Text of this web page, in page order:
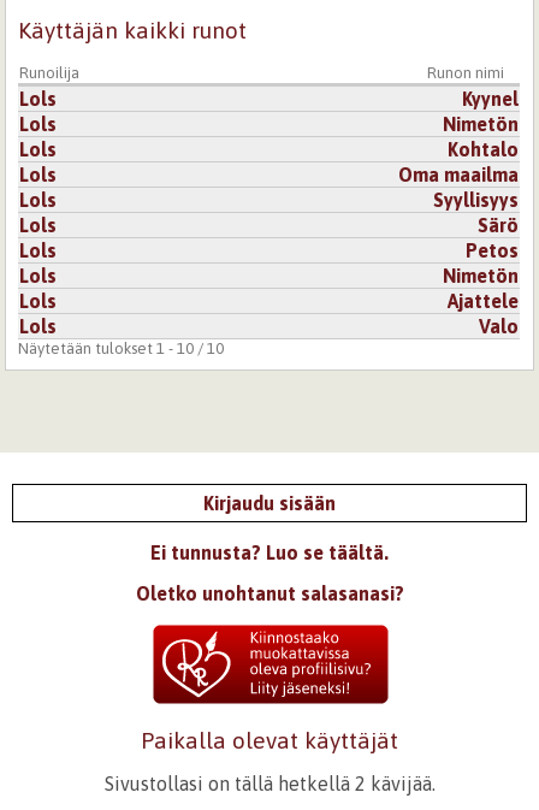
Käyttäjän kaikki runot
Runoilija Runon nimi
Lols
Kyynel
Lols
Nimetön
Lols
Kohtalo
Lols
Oma maailma
Lols
Syyllisyys
Lols
Särö
Lols
Petos
Lols
Nimetön
Lols
Ajattele
Lols
Valo
Näytetään tulokset 1 - 10 / 10
Kirjaudu sisään
Ei tunnusta? Luo se täältä.
Oletko unohtanut salasanasi?
Paikalla olevat käyttäjät
Sivustollasi on tällä hetkellä 2 kävijää.